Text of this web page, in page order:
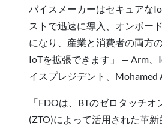
バイスメーカーはセキュアな
ストで迅速に導入、オンボー
になり、産業と消費者の両方
IoTを拡張できます」 — Arm、
イスプレジデント、Mohamed
「FDOは、BTのゼロタッチ
(ZTO)によって活用された革新